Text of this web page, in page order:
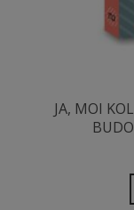
JA, MOI